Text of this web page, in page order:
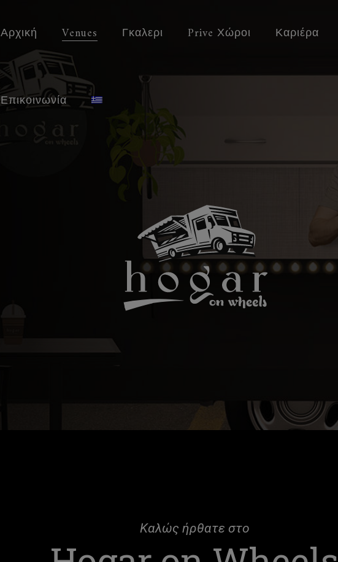
Αρχική Venues Γκαλερι Prive Χώροι Καριέρα
Επικοινωνία
Καλώς ήρθατε στο